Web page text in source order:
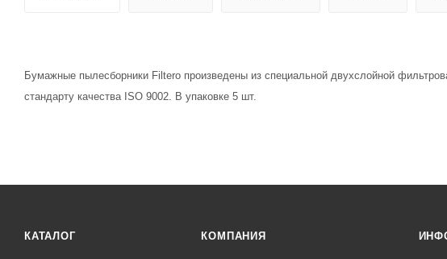
Бумажные пылесборники Filtero произведены из специальной двухслойной
стандарту качества ISO 9002. В упаковке 5 шт.
КАТАЛОГ КОМПАНИЯ